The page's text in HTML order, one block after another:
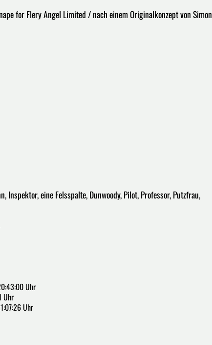
for Flery Angel Limited / nach einem Originalkonzept von Simon
Inspektor, eine Felsspalte, Dunwoody, Pilot, Professor, Putzfrau,
Uhr
Uhr
Uhr